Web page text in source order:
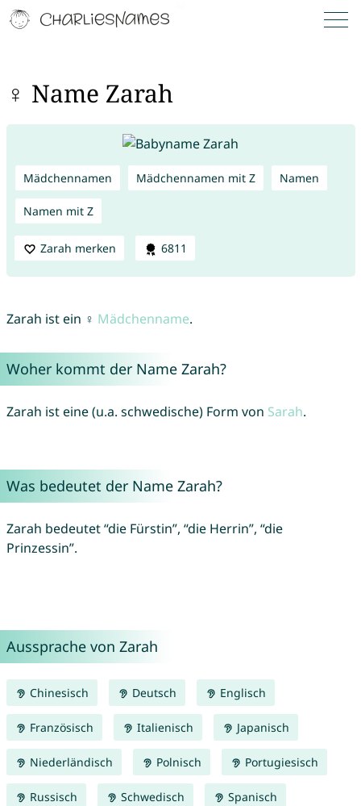
♀ Name Zarah
Mädchennamen Mädchennamen mit Z Namen
Namen mit Z
Zarah merken 6811
Zarah ist ein ♀ Mädchenname.
Woher kommt der Name Zarah?
Zarah ist eine (u.a. schwedische) Form von Sarah.
Was bedeutet der Name Zarah?
Zarah bedeutet “die Fürstin”, “die Herrin”, “die
Prinzessin”.
Aussprache von Zarah
Chinesisch Deutsch Englisch
Französisch Italienisch Japanisch
Niederländisch Polnisch Portugiesisch
Russisch Schwedisch Spanisch